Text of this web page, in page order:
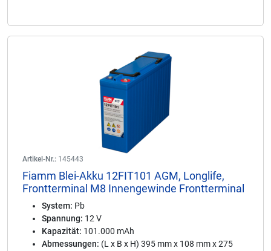
Artikel-Nr.: 145443
Fiamm Blei-Akku 12FIT101 AGM, Longlife,
Frontterminal M8 Innengewinde Frontterminal
System: Pb
Spannung: 12 V
Kapazität: 101.000 mAh
Abmessungen: (L x B x H) 395 mm x 108 mm x 275